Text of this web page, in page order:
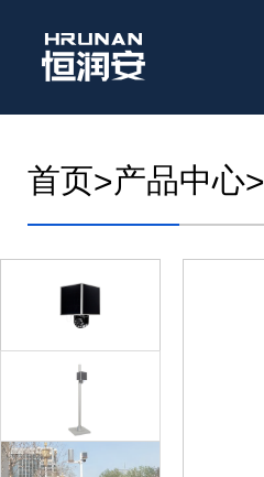
首页>产品中心>